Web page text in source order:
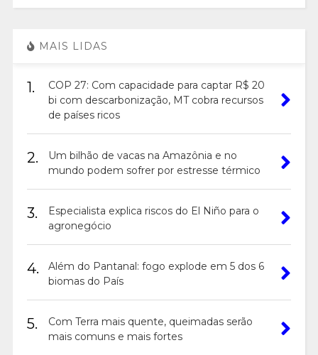
MAIS LIDAS
1.
COP 27: Com capacidade para captar R$ 20
bi com descarbonização, MT cobra recursos
de países ricos
2.
Um bilhão de vacas na Amazônia e no
mundo podem sofrer por estresse térmico
3.
Especialista explica riscos do El Niño para o
agronegócio
4.
Além do Pantanal: fogo explode em 5 dos 6
biomas do País
5.
Com Terra mais quente, queimadas serão
mais comuns e mais fortes